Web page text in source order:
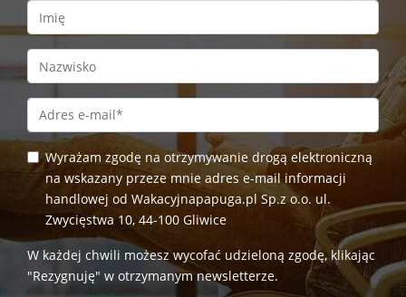
First Name
Last Name
Email Address*
Wyrażam zgodę na otrzymywanie drogą elektroniczną
na wskazany przeze mnie adres e-mail informacji
handlowej od Wakacyjnapapuga.pl Sp.z o.o. ul.
Zwycięstwa 10, 44-100 Gliwice
W każdej chwili możesz wycofać udzieloną zgodę, klikając
"Rezygnuję" w otrzymanym newsletterze.